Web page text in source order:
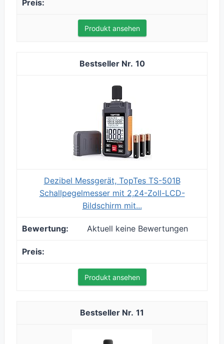
Produkt ansehen
10
Dezibel Messgerät, TopTes TS-501B
Schallpegelmesser mit 2,24-Zoll-LCD-
Bildschirm mit...
Aktuell keine Bewertungen
Produkt ansehen
11